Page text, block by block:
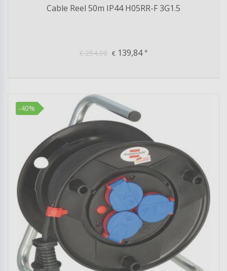
Cable Reel 50m IP44 H05RR-F 3G1.5
€254,00 €139,84*
-40%